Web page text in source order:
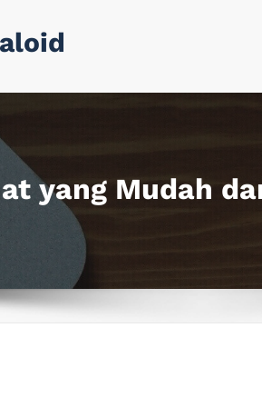
yang Mudah